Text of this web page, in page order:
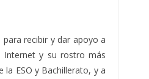
recibir y dar apoyo a
Internet y su rostro más
ESO y Bachillerato, y a